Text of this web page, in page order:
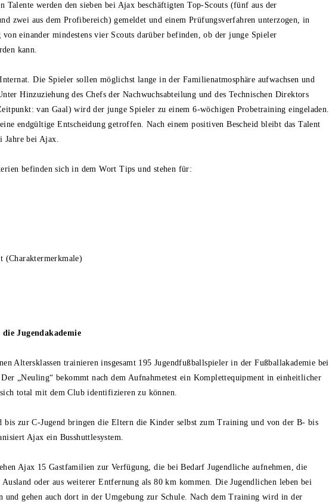
Talente werden den sieben bei Ajax beschäftigten Top-Scouts (fünf aus der
zwei aus dem Profibereich) gemeldet und einem Prüfungsverfahren unterzogen, in
von einander mindestens vier Scouts darüber befinden, ob der junge Spieler
kann.
Die Spieler sollen möglichst lange in der Familienatmosphäre aufwachsen und
Hinzuziehung des Chefs der Nachwuchsabteilung und des Technischen Direktors
van Gaal) wird der junge Spieler zu einem 6-wöchigen Probetraining eingeladen.
endgültige Entscheidung getroffen. Nach einem positiven Bescheid bleibt das Talent
Jahre bei Ajax.
befinden sich in dem Wort Tips und stehen für:
(Charaktermerkmale)
Jugendakademie
Altersklassen trainieren insgesamt 195 Jugendfußballspieler in der Fußballakademie bei
„Neuling“ bekommt nach dem Aufnahmetest ein Komplettequipment in einheitlicher
total mit dem Club identifizieren zu können.
bis zur C-Jugend bringen die Eltern die Kinder selbst zum Training und von der B- bis
Ajax ein Busshuttlesystem.
Ajax 15 Gastfamilien zur Verfügung, die bei Bedarf Jugendliche aufnehmen, die
Ausland oder aus weiterer Entfernung als 80 km kommen. Die Jugendlichen leben bei
und gehen auch dort in der Umgebung zur Schule. Nach dem Training wird in der